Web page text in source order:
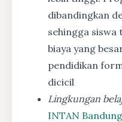
dibandingkan
sehingga siswa
biaya yang
pendidikan
dicicil
Lingkungan
INTAN Bandung